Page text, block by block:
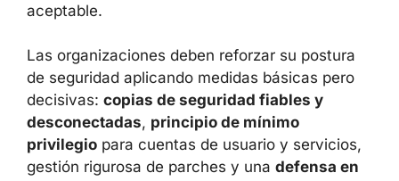
aceptable.
Las organizaciones deben reforzar su postura
de seguridad aplicando medidas básicas pero
decisivas: copias de seguridad fiables y
desconectadas, principio de mínimo
privilegio para cuentas de usuario y servicios,
gestión rigurosa de parches y una defensa en